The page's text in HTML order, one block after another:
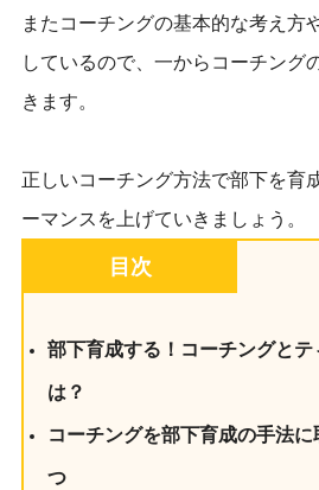
またコーチングの基本的な考え方
しているので、一からコーチング
きます。
正しいコーチング方法で部下を育
ーマンスを上げていきましょう。
目次
部下育成する！コーチングと
は？
コーチングを部下育成の手法
つ